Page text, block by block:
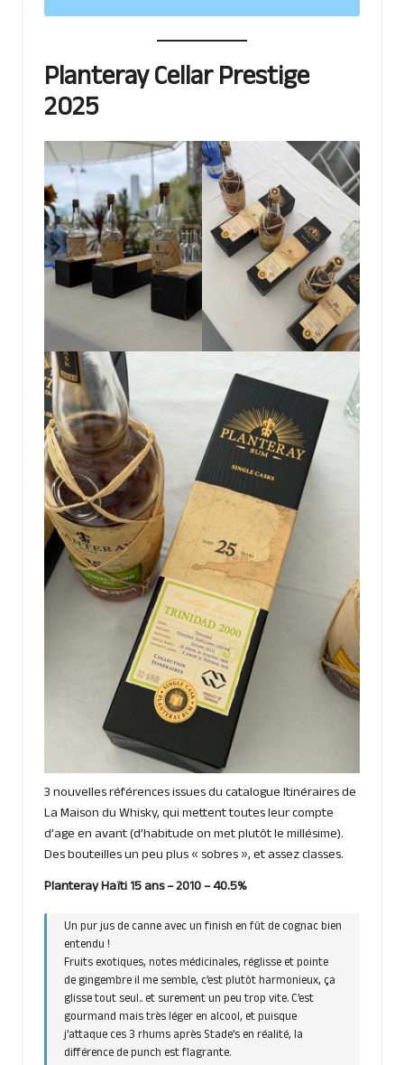
Planteray Cellar Prestige
2025
3 nouvelles références issues du catalogue Itinéraires de
La Maison du Whisky, qui mettent toutes leur compte
d’age en avant (d’habitude on met plutôt le millésime).
Des bouteilles un peu plus « sobres », et assez classes.
Planteray Haïti 15 ans – 2010 – 40.5%
Un pur jus de canne avec un finish en fût de cognac bien
entendu !
Fruits exotiques, notes médicinales, réglisse et pointe
de gingembre il me semble, c’est plutôt harmonieux, ça
glisse tout seul.. et surement un peu trop vite. C’est
gourmand mais très léger en alcool, et puisque
j’attaque ces 3 rhums après Stade’s en réalité, la
différence de punch est flagrante.